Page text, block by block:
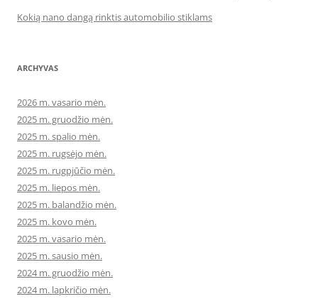
Kokią nano dangą rinktis automobilio stiklams
ARCHYVAS
2026 m. vasario mėn.
2025 m. gruodžio mėn.
2025 m. spalio mėn.
2025 m. rugsėjo mėn.
2025 m. rugpjūčio mėn.
2025 m. liepos mėn.
2025 m. balandžio mėn.
2025 m. kovo mėn.
2025 m. vasario mėn.
2025 m. sausio mėn.
2024 m. gruodžio mėn.
2024 m. lapkričio mėn.